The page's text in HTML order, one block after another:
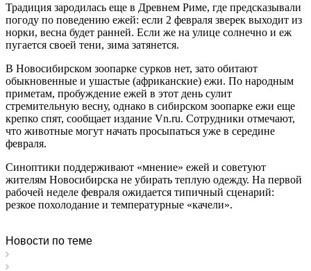
Традиция зародилась еще в Древнем Риме, где предсказывали
погоду по поведению ежей: если 2 февраля зверек выходит из
норки, весна будет ранней. Если же на улице солнечно и еж
пугается своей тени, зима затянется.
В Новосибирском зоопарке сурков нет, зато обитают
обыкновенные и ушастые (африканские) ежи. По народным
приметам, пробуждение ежей в этот день сулит
стремительную весну, однако в сибирском зоопарке ежи еще
крепко спят, сообщает издание Vn.ru. Сотрудники отмечают,
что животные могут начать просыпаться уже в середине
февраля.
Синоптики поддерживают «мнение» ежей и советуют
жителям Новосибирска не убирать теплую одежду. На первой
рабочей неделе февраля ожидается типичный сценарий:
резкое похолодание и температурные «качели».
Новости по теме